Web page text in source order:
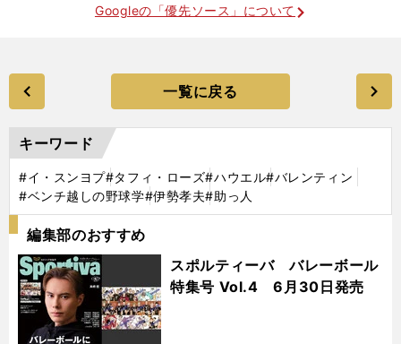
Googleの「優先ソース」について
一覧に戻る
キーワード
#イ・スンヨプ#タフィ・ローズ#ハウエル#バレンティン
#ベンチ越しの野球学#伊勢孝夫#助っ人
編集部のおすすめ
スポルティーバ バレーボール
特集号 Vol.4 6月30日発売